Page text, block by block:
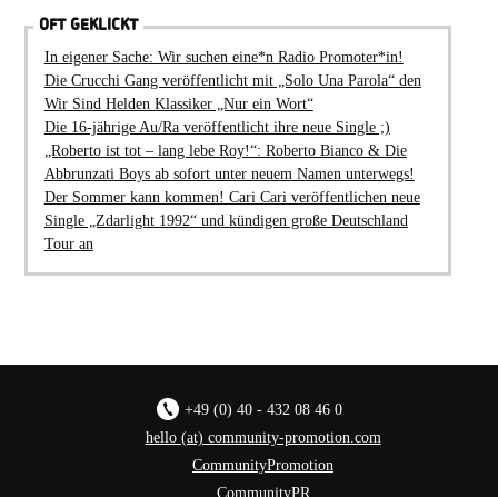
OFT GEKLICKT
In eigener Sache: Wir suchen eine*n Radio Promoter*in!
Die Crucchi Gang veröffentlicht mit „Solo Una Parola“ den
Wir Sind Helden Klassiker „Nur ein Wort“
Die 16-jährige Au/Ra veröffentlicht ihre neue Single ;)
„Roberto ist tot – lang lebe Roy!“: Roberto Bianco & Die
Abbrunzati Boys ab sofort unter neuem Namen unterwegs!
Der Sommer kann kommen! Cari Cari veröffentlichen neue
Single „Zdarlight 1992“ und kündigen große Deutschland
Tour an
+49 (0) 40 - 432 08 46 0
hello (at) community-promotion.com
CommunityPromotion
CommunityPR